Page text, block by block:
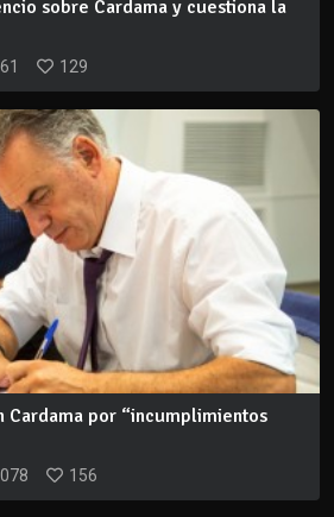
sobre Cardama y cuestiona la
129
Cardama por “incumplimientos
156